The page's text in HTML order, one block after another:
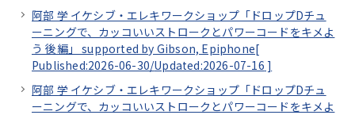
阿部 学 イケシブ・エレキワークショップ「ドロップDチュ
ーニングで、カッコいいストロークとパワーコードをキメよ
う 後編」 supported by Gibson, Epiphone[
Published:2026-06-30/Updated:2026-07-16 ]
阿部 学 イケシブ・エレキワークショップ「ドロップDチュ
ーニングで、カッコいいストロークとパワーコードをキメよ